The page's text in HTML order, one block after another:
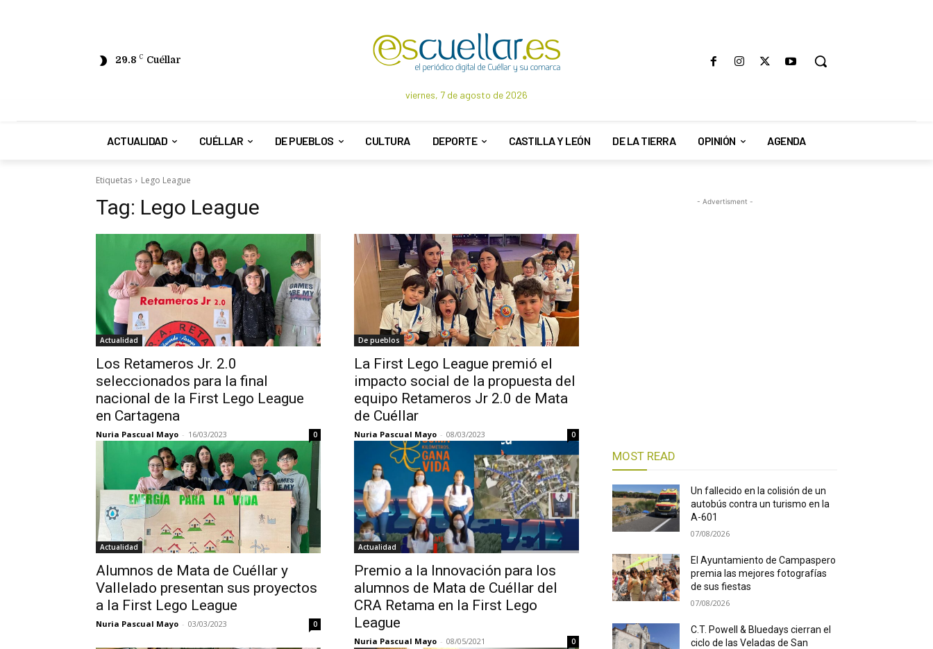
29.8 C Cuéllar
viernes, 7 de agosto de 2026
ACTUALIDAD CUÉLLAR DE PUEBLOS CULTURA DEPORTE CASTILLA Y LEÓN DE LA TIERRA OPINIÓN AGENDA
Etiquetas Lego League
Tag: Lego League
Actualidad
Los Retameros Jr. 2.0
seleccionados para la final
nacional de la First Lego League
en Cartagena
Nuria Pascual Mayo - 16/03/2023 0
De pueblos
La First Lego League premió el
impacto social de la propuesta del
equipo Retameros Jr 2.0 de Mata
de Cuéllar
Nuria Pascual Mayo - 08/03/2023 0
Actualidad
Alumnos de Mata de Cuéllar y
Vallelado presentan sus proyectos
a la First Lego League
Nuria Pascual Mayo - 03/03/2023 0
Actualidad
Premio a la Innovación para los
alumnos de Mata de Cuéllar del
CRA Retama en la First Lego
League
Nuria Pascual Mayo - 08/05/2021 0
- Advertisment -
MOST READ
Un fallecido en la colisión de un
autobús contra un turismo en la
A-601
07/08/2026
El Ayuntamiento de Campaspero
premia las mejores fotografías
de sus fiestas
07/08/2026
C.T. Powell & Bluedays cierran el
ciclo de las Veladas de San